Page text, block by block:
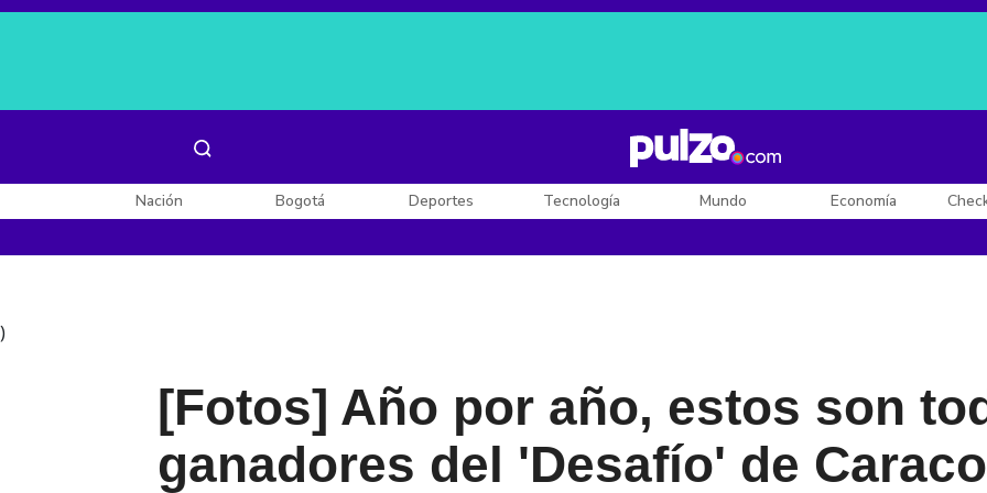
Posesión de De la Espriella
Nación Bogotá Deportes Tecnología Mundo Economía
)
[Fotos] Año por año, estos son
ganadores del 'Desafío' de